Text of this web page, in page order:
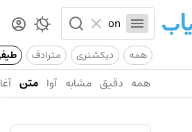
همه دیکشنری مترادف
همه دقیق مشابه آوا متن